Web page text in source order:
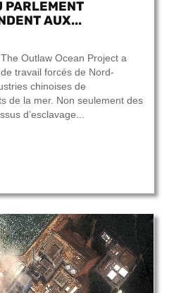
PARLEMENT
AUX...
Outlaw Ocean Project a
travail forcés de Nord-
chinoises de
de la mer. Non seulement des
d’esclavage...